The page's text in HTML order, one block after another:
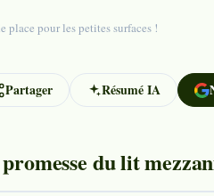
pour les petites surfaces !
Partager Résumé IA
du lit